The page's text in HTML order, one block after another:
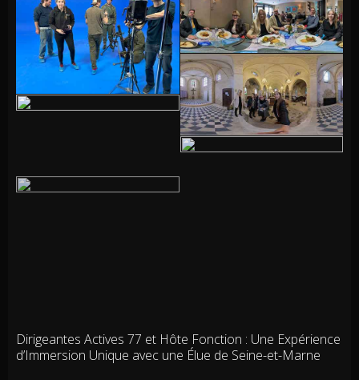
Dirigeantes Actives 77 et Hôte Fonction : Une Expérience
d’Immersion Unique avec une Élue de Seine-et-Marne